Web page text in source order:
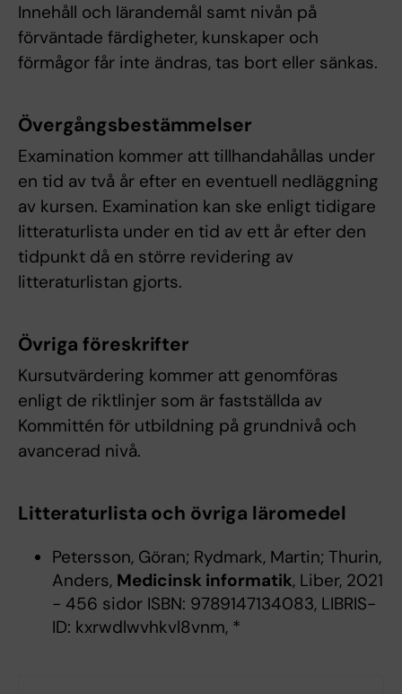
Innehåll och lärandemål samt nivån på
förväntade färdigheter, kunskaper och
förmågor får inte ändras, tas bort eller sänkas.
Övergångsbestämmelser
Examination kommer att tillhandahållas under
en tid av två år efter en eventuell nedläggning
av kursen. Examination kan ske enligt tidigare
litteraturlista under en tid av ett år efter den
tidpunkt då en större revidering av
litteraturlistan gjorts.
Övriga föreskrifter
Kursutvärdering kommer att genomföras
enligt de riktlinjer som är fastställda av
Kommittén för utbildning på grundnivå och
avancerad nivå.
Litteraturlista och övriga läromedel
Petersson, Göran; Rydmark, Martin; Thurin,
Anders, Medicinsk informatik, Liber, 2021
- 456 sidor ISBN: 9789147134083, LIBRIS-
ID: kxrwdlwvhkvl8vnm, *